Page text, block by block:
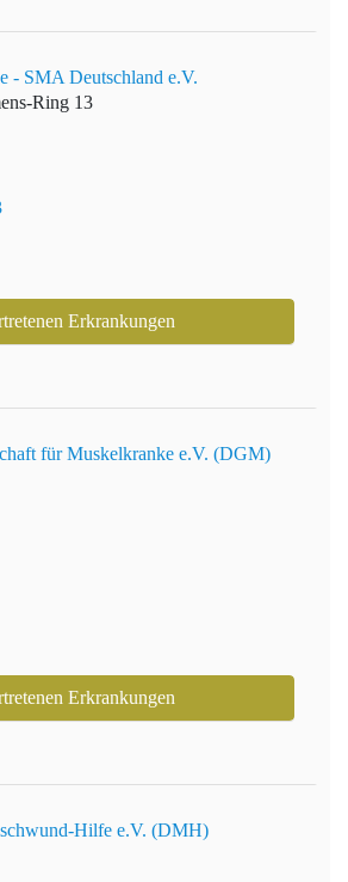
- SMA Deutschland e.V.
Ring 13
Erkrankungen
für Muskelkranke e.V. (DGM)
Erkrankungen
Hilfe e.V. (DMH)